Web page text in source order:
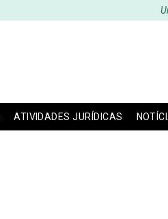
ATIVIDADES JURÍDICAS